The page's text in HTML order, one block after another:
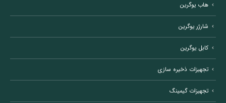
هاب یوگرین
شارژر یوگرین
کابل یوگرین
تجهیزات ذخیره سازی
تجهیزات گیمینگ